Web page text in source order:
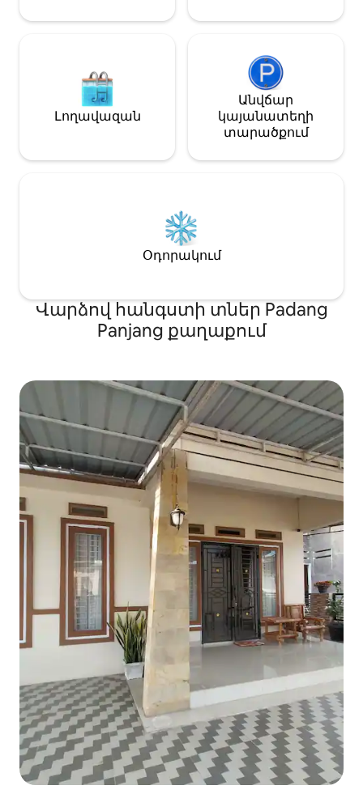
Մեքենայով
Լողավազան
Անվճար
կայանատեղի
տարածքում
Օդորակում
Վարձով հանգստի տներ Padang
Panjang քաղաքում